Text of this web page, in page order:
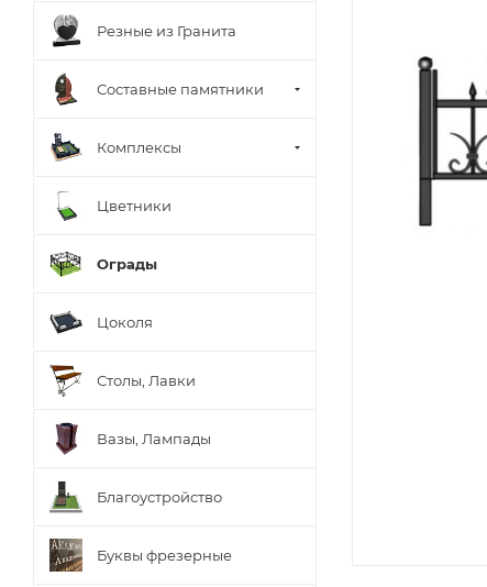
Резные из Гранита
Составные памятники
Комплексы
Цветники
Ограды
Цоколя
Столы, Лавки
Вазы, Лампады
Благоустройство
Буквы фрезерные